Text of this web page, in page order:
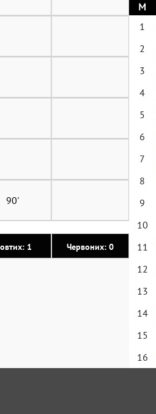
1 Червоних: 0
90'
М
1
2
3
4
5
6
7
8
9
10
11
12
13
14
15
16